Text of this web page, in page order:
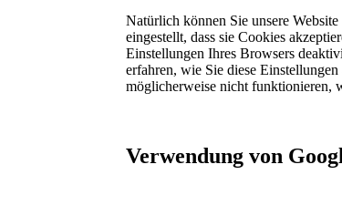
Natürlich können Sie unsere
eingestellt, dass sie Cookies
Einstellungen Ihres Browsers
erfahren, wie Sie diese
möglicherweise nicht funktionieren,
Verwendung von